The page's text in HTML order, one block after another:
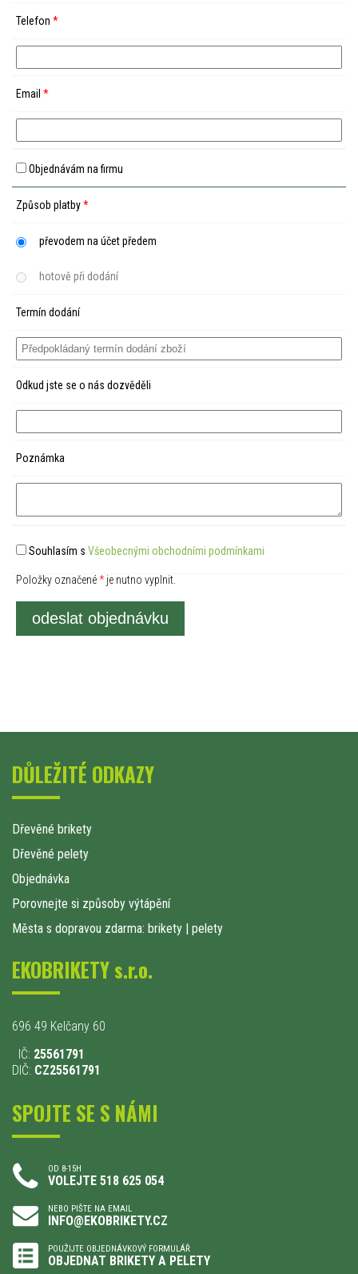
Telefon *
Email *
Objednávám na firmu
Způsob platby*
převodem na účet předem
hotově při dodání
Termín dodání
Odkud jste se o nás dozvěděli
Poznámka
Souhlasím s Všeobecnými obchodními podmínkami
Položky označené*je nutno vyplnit.
odeslat objednávku
DŮLEŽITÉ ODKAZY
Dřevěné brikety
Dřevěné pelety
Objednávka
Porovnejte si způsoby výtápění
Města s dopravou zdarma: brikety | pelety
EKOBRIKETY s.r.o.
696 49 Kelčany 60
IČ: 25561791
DIČ: CZ25561791
SPOJTE SE S NÁMI
OD 8-15H
VOLEJTE 518 625 054
NEBO PIŠTE NA EMAIL
INFO@EKOBRIKETY.CZ
POUŽIJTE OBJEDNÁVKOVÝ FORMULÁŘ
OBJEDNAT BRIKETY A PELETY